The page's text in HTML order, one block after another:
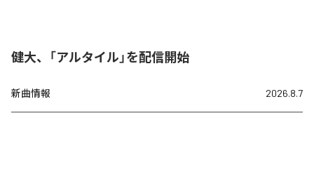
健大、「アルタイル」を配信開始
新曲情報 2026.8.7